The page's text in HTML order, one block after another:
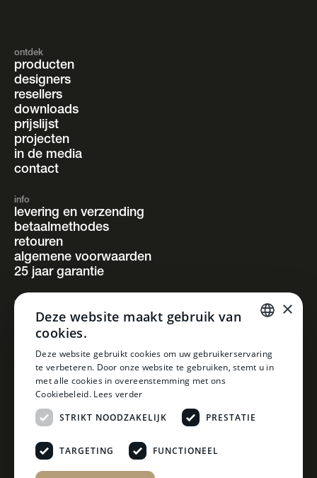
ontdek
producten
designers
resellers
downloads
prijslijst
projecten
in de media
contact
info
levering en verzending
betaalmethodes
retouren
algemene voorwaarden
25 jaar garantie
volg ons
instagram
facebook
linkedin
DUTCH
×
Deze website maakt gebruik van
cookies.
Deze website gebruikt cookies om uw gebruikerservaring
te verbeteren. Door onze website te gebruiken, stemt u in
met alle cookies in overeenstemming met ons
Cookiebeleid. Lees verder
STRIKT NOODZAKELIJK
PRESTATIE
TARGETING FUNCTIONEEL